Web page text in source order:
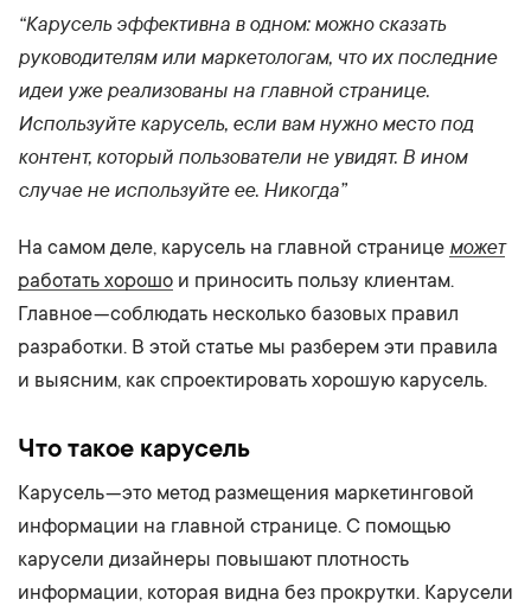
“Карусель эффективна в одном: можно сказать
руководителям или маркетологам, что их последние
идеи уже реализованы на главной странице.
Используйте карусель, если вам нужно место под
контент, который пользователи не увидят. В ином
случае не используйте ее. Никогда”
На самом деле, карусель на главной странице может
работать хорошо и приносить пользу клиентам.
Главное — соблюдать несколько базовых правил
разработки. В этой статье мы разберем эти правила
и выясним, как спроектировать хорошую карусель.
Что такое карусель
Карусель — это метод размещения маркетинговой
информации на главной странице. С помощью
карусели дизайнеры повышают плотность
информации, которая видна без прокрутки. Карусели